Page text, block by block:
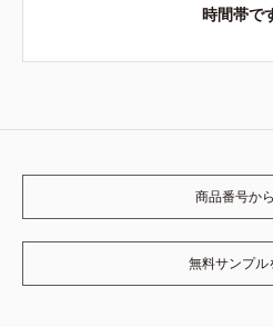
時間帯で
商品番号か
無料サンプル